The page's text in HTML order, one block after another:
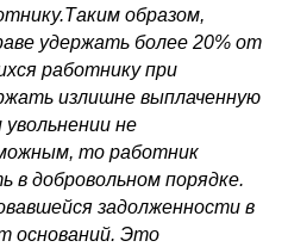
образом,
удержать более 20% от
работнику при
излишне выплаченную
не
то работник
в добровольном порядке.
задолженности в
оснований. Это